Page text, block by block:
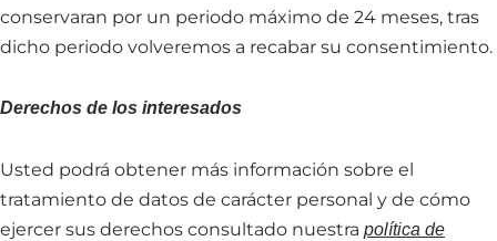
conservaran por un periodo máximo de 24 meses, tras
dicho periodo volveremos a recabar su consentimiento.
Derechos de los interesados
Usted podrá obtener más información sobre el
tratamiento de datos de carácter personal y de cómo
ejercer sus derechos consultado nuestra política de